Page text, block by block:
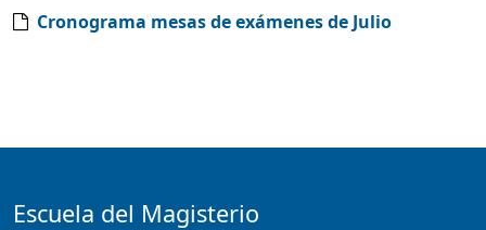
Cronograma mesas de exámenes de Julio
Escuela del Magisterio